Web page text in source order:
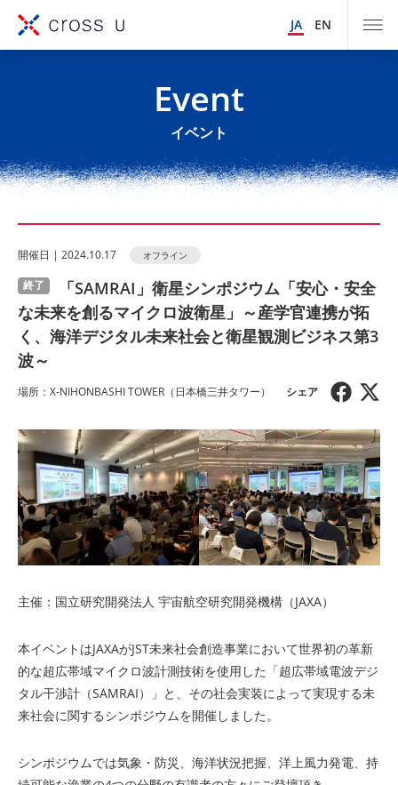
JA EN
Event
イベント
開催⽇ | 2024.10.17 オフライン
終了
「SAMRAI」衛星シンポジウム「安心・安全
な未来を創るマイクロ波衛星」～産学官連携が拓
く、海洋デジタル未来社会と衛星観測ビジネス第3
波～
場所：X-NIHONBASHI TOWER（日本橋三井タワー）
主催：国立研究開発法人 宇宙航空研究開発機構（JAXA）
本イベントはJAXAがJST未来社会創造事業において世界初の革新
的な超広帯域マイクロ波計測技術を使用した「超広帯域電波デジ
タル干渉計（SAMRAI）」と、その社会実装によって実現する未
来社会に関するシンポジウムを開催しました。
シンポジウムでは気象・防災、海洋状況把握、洋上風力発電、持